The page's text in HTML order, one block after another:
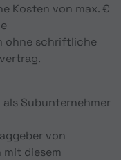
Kosten von max. €
ohne schriftliche
als Subunternehmer
von
mit diesem